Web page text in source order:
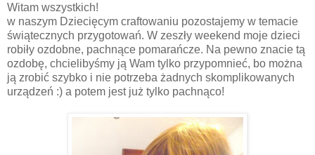
Witam wszystkich!
w naszym Dziecięcym craftowaniu pozostajemy w temacie
świątecznych przygotowań. W zeszły weekend moje dzieci
robiły ozdobne, pachnące pomarańcze. Na pewno znacie tą
ozdobę, chcielibyśmy ją Wam tylko przypomnieć, bo można
ją zrobić szybko i nie potrzeba żadnych skomplikowanych
urządzeń :) a potem jest już tylko pachnąco!